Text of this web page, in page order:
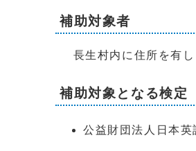
補助対象者
長生村内に住所を有し
補助対象となる検定
公益財団法人日本